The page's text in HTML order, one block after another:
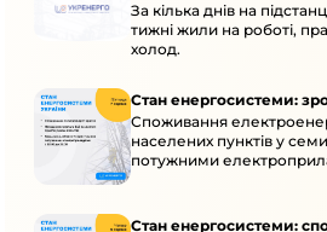
За кілька днів на
тижні жили на роботі,
холод.
Стан енергосистеми:
Споживання
населених пунктів у
потужними
Стан енергосистеми: